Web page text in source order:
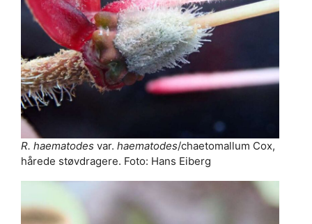
R. haematodes var. haematodes/chaetomallum Cox,
hårede støvdragere. Foto: Hans Eiberg